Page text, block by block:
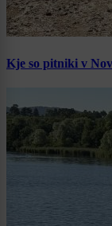
Kje so pitniki v